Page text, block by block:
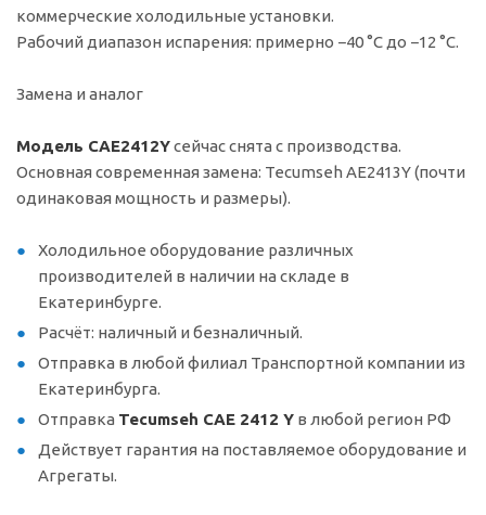
коммерческие холодильные установки.
Рабочий диапазон испарения: примерно −40 °C до −12 °C.
Замена и аналог
Модель CAE2412Yсейчас снята с производства.
Основная современная замена: Tecumseh AE2413Y (почти
одинаковая мощность и размеры).
Холодильное оборудование различных
производителей в наличии на складе в
Екатеринбурге.
Расчёт: наличный и безналичный.
Отправка в любой филиал Транспортной компании из
Екатеринбурга.
Отправка Tecumseh CAE 2412 Y в любой регион РФ
Действует гарантия на поставляемое оборудование и
Агрегаты.